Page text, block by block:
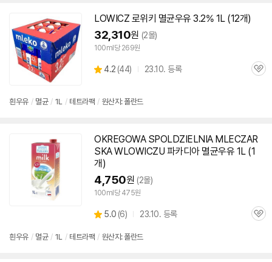
LOWICZ 로위키 멸균우유 3.2% 1L (12개)
32,310원 (2몰)
100ml당 269원
별
4.2 (상
44) 23.10. 등록
관
흰우유 / 멸균 / 1L / 테트라팩 / 원산지: 폴란드
OKREGOWA SPOLDZIELNIA MLECZAR
SKA WLOWICZU 파카디아 멸균우유 1L (1
개)
4,750원 (2몰)
100ml당 475원
별
점
5.0 (상
리
6) 23.10. 등록
관
흰우유 / 멸균 / 1L / 테트라팩 / 원산지: 폴란드